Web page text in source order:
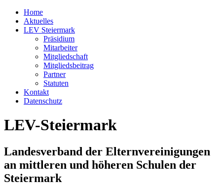
Home
Aktuelles
LEV Steiermark
Präsidium
Mitarbeiter
Mitgliedschaft
Mitgliedsbeitrag
Partner
Statuten
Kontakt
Datenschutz
LEV-Steiermark
Landesverband der Elternvereinigungen
an mittleren und höheren Schulen der
Steiermark